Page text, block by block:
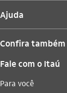
Ajuda
Confira também
Fale com o Itaú
Para você